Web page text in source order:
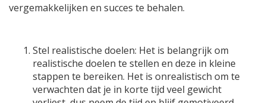
vergemakkelijken en succes te behalen.
Stel realistische doelen: Het is belangrijk om
realistische doelen te stellen en deze in kleine
stappen te bereiken. Het is onrealistisch om te
verwachten dat je in korte tijd veel gewicht